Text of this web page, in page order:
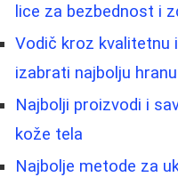
lice za bezbednost i
Vodič kroz kvalitetnu
izabrati najbolju
Najbolji proizvodi i
kože tela
Najbolje metode za